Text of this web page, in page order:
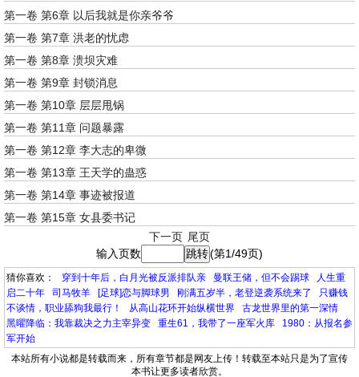
第一卷 第6章 以后我就是你亲爷爷
第一卷 第7章 洪老的忧虑
第一卷 第8章 溃坝灾难
第一卷 第9章 封锁消息
第一卷 第10章 层层甩锅
第一卷 第11章 问题暴露
第一卷 第12章 李大志的卑微
第一卷 第13章 王天学的蛊惑
第一卷 第14章 事迹被报道
第一卷 第15章 女县委书记
下一页 尾页
输入页数
(第1/49页)
猜你喜欢： 穿到十年后，白月光被反派排队亲 曼联王储，但不会踢球
人生重
启二十年
司马牧羊 [足球]恋与脚球男 刚满五岁半，老登逆袭系统来了
只赚钱
不谈情，职业舔狗我最行！
从高山花环开始纵横世界
古龙世界里的第一深情
黑曜降临：我靠裁决之力主宰异变
重生61，我带了一座军火库
1980：从报名参
军开始
本站所有小说都是转载而来，所有章节都是网友上传！转载至本站只是为了宣传
本书让更多读者欣赏。